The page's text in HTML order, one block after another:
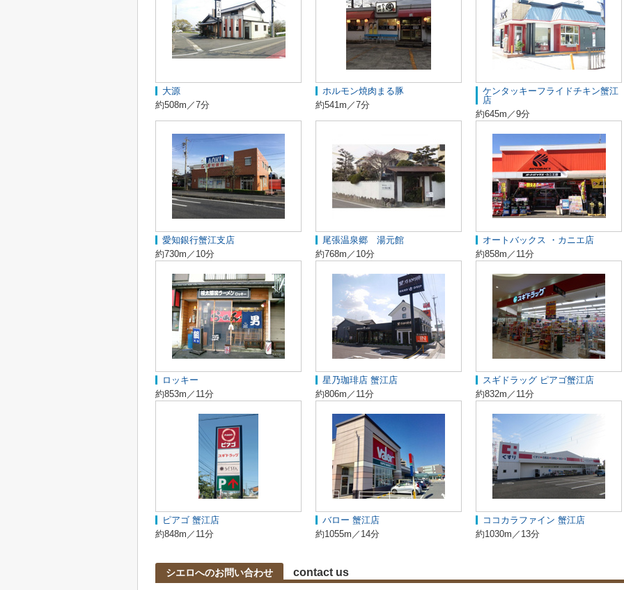
大源
約508m／7分
ホルモン焼肉まる豚
約541m／7分
ケンタッキーフライドチキン蟹江
店
約645m／9分
愛知銀行蟹江支店
約730m／10分
尾張温泉郷 湯元館
約768m／10分
オートバックス ・カニエ店
約858m／11分
ロッキー
約853m／11分
星乃珈琲店 蟹江店
約806m／11分
スギドラッグ ピアゴ蟹江店
約832m／11分
ピアゴ 蟹江店
約848m／11分
バロー 蟹江店
約1055m／14分
ココカラファイン 蟹江店
約1030m／13分
シエロへのお問い合わせ contact us